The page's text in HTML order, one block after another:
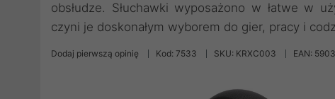
obsłudze. Słuchawki wyposażono w łatwe w
czyni je doskonałym wyborem do gier, pracy i
Dodaj pierwszą opinię Kod: 7533 SKU: KRXC003 EAN: